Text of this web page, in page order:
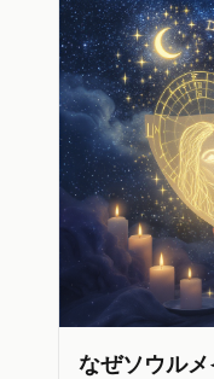
なぜソウルメ